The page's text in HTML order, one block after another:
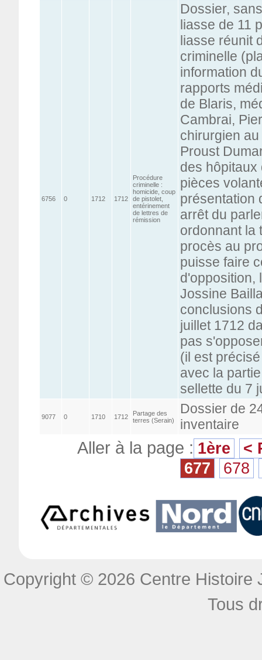
6756 0 1712 1712
Procédure
criminelle :
homicide, coup
de pistolet,
entérinement
de lettres de
rémission
Dossier,
liasse de 11
liasse réunit
criminelle
information
rapports
de Blaris,
Cambrai,
chirurgien
Proust
des hôpitaux
pièces
présentation
arrêt du
ordonnant la
procès au
puisse faire
d'opposition,
Jossine
conclusions
juillet 1712
pas
(il est
avec la
sellette du 7
9077 0 1710 1712
Partage des
terres (Serain)
Dossier de
inventaire
Aller à la page : 1ère
<
677
678
Copyright © 2026 Centre Histoire
Tous